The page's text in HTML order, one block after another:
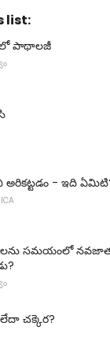
list:
లో పాథాలజీ
అరికట్టడం - ఇది
సమయంలో
లేదా చక్కెర?